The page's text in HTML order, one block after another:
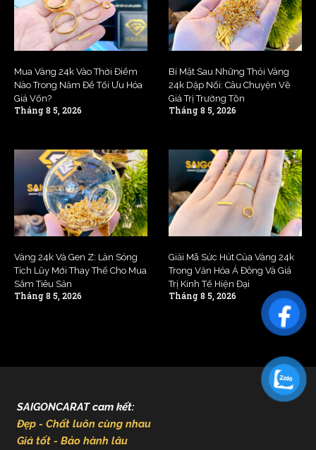
Mua Vàng 24k Vào Thời Điểm
Nào Trong Năm Để Tối Ưu Hóa
Giá Vốn?
Tháng 8 5, 2026
Bí Mật Sau Những Thỏi Vàng
24k Dập Nổi: Câu Chuyện Về
Giá Trị Trường Tồn
Tháng 8 5, 2026
Vàng 24k Và Gen Z: Làn Sóng
Tích Lũy Mới Thay Thế Cho Mua
Sắm Tiêu Sản
Tháng 8 5, 2026
Giải Mã Sức Hút Của Vàng 24k
Trong Văn Hóa Á Đông Và Giá
Trị Kinh Tế Hiện Đại
Tháng 8 5, 2026
SAIGONCARAT cam kết:
Đẹp - Chất luôn cùng nhau
Giá tốt - Bảo hành lâu